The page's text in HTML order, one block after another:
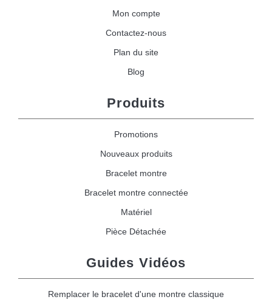
Mon compte
Contactez-nous
Plan du site
Blog
Produits
Promotions
Nouveaux produits
Bracelet montre
Bracelet montre connectée
Matériel
Pièce Détachée
Guides Vidéos
Remplacer le bracelet d'une montre classique